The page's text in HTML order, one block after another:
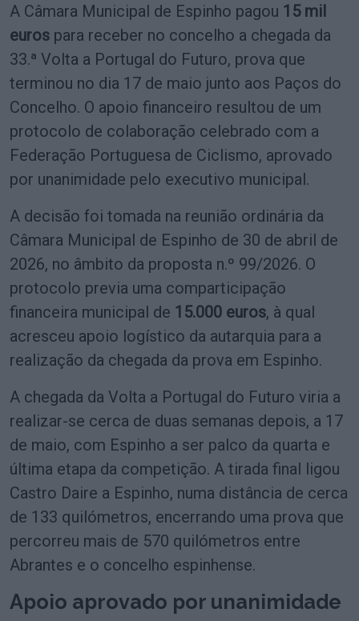
A Câmara Municipal de Espinho pagou 15 mil
euros para receber no concelho a chegada da
33.ª Volta a Portugal do Futuro, prova que
terminou no dia 17 de maio junto aos Paços do
Concelho. O apoio financeiro resultou de um
protocolo de colaboração celebrado com a
Federação Portuguesa de Ciclismo, aprovado
por unanimidade pelo executivo municipal.
A decisão foi tomada na reunião ordinária da
Câmara Municipal de Espinho de 30 de abril de
2026, no âmbito da proposta n.º 99/2026. O
protocolo previa uma comparticipação
financeira municipal de 15.000 euros, à qual
acresceu apoio logístico da autarquia para a
realização da chegada da prova em Espinho.
A chegada da Volta a Portugal do Futuro viria a
realizar-se cerca de duas semanas depois, a 17
de maio, com Espinho a ser palco da quarta e
última etapa da competição. A tirada final ligou
Castro Daire a Espinho, numa distância de cerca
de 133 quilómetros, encerrando uma prova que
percorreu mais de 570 quilómetros entre
Abrantes e o concelho espinhense.
Apoio aprovado por unanimidade